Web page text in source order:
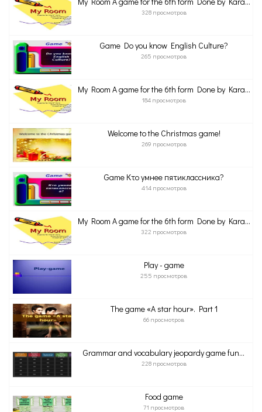
328 просмотров
Game Do you know English Culture?
265 просмотров
My Room A game for the 6th form Done by Kara...
184 просмотров
Welcome to the Christmas game!
269 просмотров
Game Кто умнее пятиклассника?
414 просмотров
My Room A game for the 6th form Done by Kara...
322 просмотров
Play - game
255 просмотров
The game «A star hour». Part 1
66 просмотров
Grammar and vocabulary jeopardy game fun...
228 просмотров
Food game
71 просмотров